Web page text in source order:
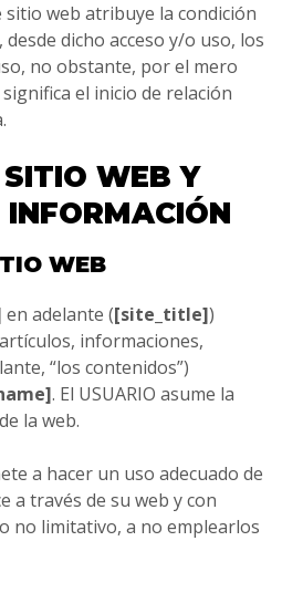
sitio web atribuye la condición
desde dicho acceso y/o uso, los
no obstante, por el mero
el inicio de relación
WEB Y
WEB
en adelante ([site_title])
informaciones,
“los contenidos”)
. El USUARIO asume la
la web.
a hacer un uso adecuado de
a través de su web y con
no limitativo, a no emplearlos